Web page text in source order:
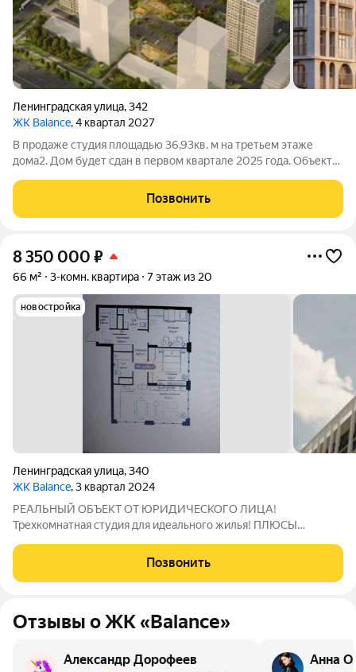
Ленинградская улица,342
ЖК Balance, 4 квартал 2027
В продаже студия площадью 36,93кв. м на третьем этаже
дома2. Дом будет сдан в первом квартале 2025 года. Объект
10минутах от станции метро «Октябрьская». Три из 20этажных
монолитнокирпичных домов
Позвонить
8 350 000 ₽
66 м² 3-комн. квартира 7 этаж из 20
новостройка
Ленинградская улица,340
ЖК Balance, 3 квартал 2024
РЕАЛЬНЫЙ ОБЪЕКТ ОТ ЮРИДИЧЕСКОГО ЛИЦА!
Трехкомнатная студия для идеального жилья! ПЛЮСЫ
инфраструктура; -Подземный паркинг; -Охраняемая
территория; -Дизайнерская отделка входных групп;
Позвонить
Отзывы о ЖК «Balance»
Александр Дорофеев Анна О.